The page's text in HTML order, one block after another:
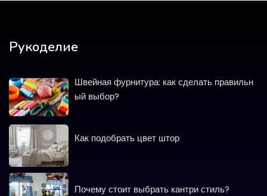
Рукоделие
Швейная фурнитура: как сделать правильн
ый выбор?
Как подобрать цвет штор
Почему стоит выбрать кантри стиль?